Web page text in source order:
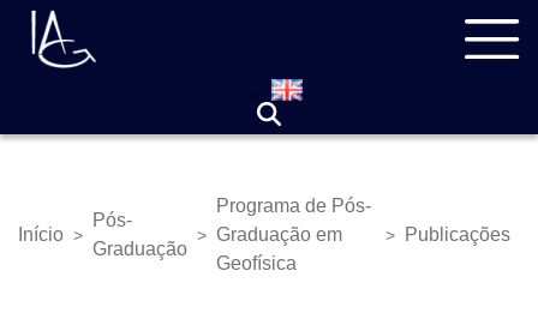
Pular
para
Trilha
Início >
Pós-
Graduação
>
Programa de Pós-
Graduação em
Geofísica
> Publicações